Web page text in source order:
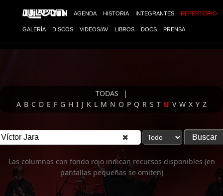
AGENDA HISTORIA INTEGRANTES REPERTORIO
GALERÍA DISCOS VIDEOS/AV LIBROS DOCS PRENSA
Imagen 01
TODAS
|
A B C D E F G H I J K L M N O P Q R S T U V W X Y Z
✖
Las columnas con fondo rojo indican recursos disponibles (en
pantallas pequeñas se omiten)